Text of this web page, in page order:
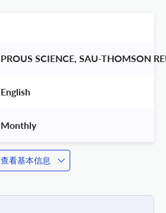
PROUS SCIENCE, SAU-THOMSON
English
Monthly
查看基本信息